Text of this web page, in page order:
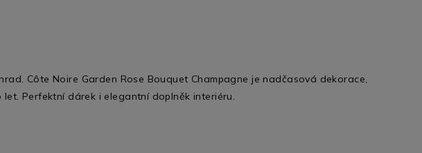
Côte Noire Garden Rose Bouquet Champagne je nadčasová dekorace,
Perfektní dárek i elegantní doplněk interiéru.